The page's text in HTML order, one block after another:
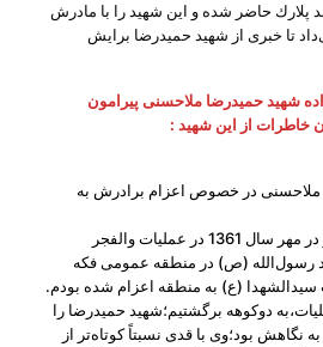
پلارك حاضر ‌شده و این شهید را با مادرش
تا خبری از شهید حمیدرضا برایش
شهید حمیدرضا ملاحسنی پیرامون
خاطرات از این شهید :
ملاحسنی در خصوص اعزام برادرش به
شهید حمیدرضا نخستین بار در مهر سال 1361 در عملیات والفجر
از لشكر 27 محمد رسول‌الله (ص) در منطقه عمومی فكه
سیدالشهدا (ع) به منطقه اعزام شده بودم.
دوكوهه برگشتیم؛شهید حمیدرضا را
نگاهش بود؛وی با قدی نسبتاً كوتاه‌تر از